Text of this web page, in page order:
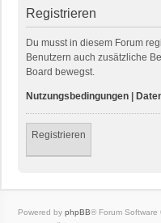
Registrieren
Du musst in diesem Forum
Benutzern auch zusätzliche
Board bewegst.
Nutzungsbedingungen
Registrieren
Powered by phpBB® Forum Software